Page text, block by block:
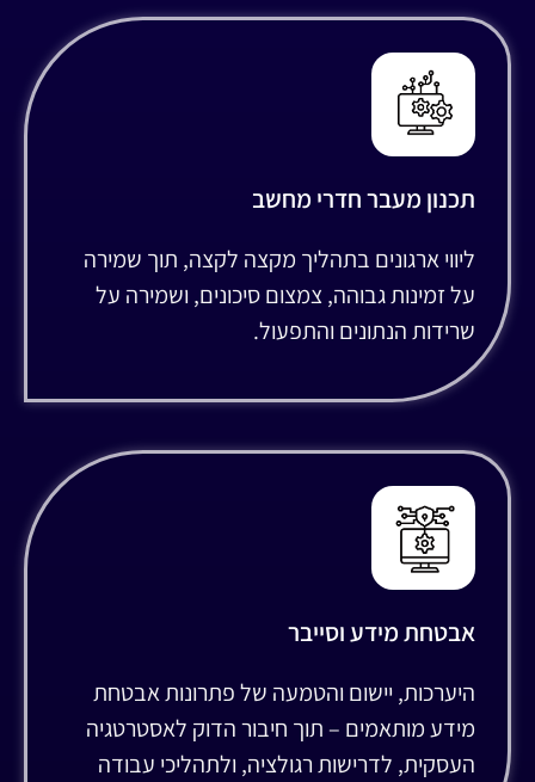
תכנון מעבר חדרי מחשב
ליווי ארגונים בתהליך מקצה לקצה, תוך שמירה
על זמינות גבוהה, צמצום סיכונים, ושמירה על
שרידות הנתונים והתפעול.
אבטחת מידע וסייבר
היערכות, יישום והטמעה של פתרונות אבטחת
מידע מותאמים – תוך חיבור הדוק לאסטרטגיה
העסקית, לדרישות רגולציה, ולתהליכי עבודה